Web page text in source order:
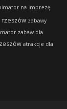
na imprezę
rzeszów zabawy
zabaw dla
atrakcje dla